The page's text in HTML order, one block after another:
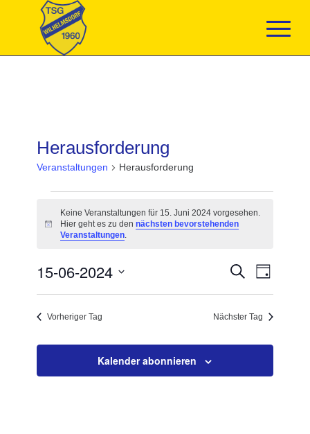
Herausforderung
Veranstaltungen Herausforderung
15.
Juni
Hinweis
Keine Veranstaltungen für 15. Juni 2024 vorgesehen.
Hier geht es zu dennächsten bevorstehenden
Veranstaltungen.
Suche
und
Navigation
Suche
Tag
15-06-2024
Vorheriger Tag
Nächster Tag
Kalender abonnieren